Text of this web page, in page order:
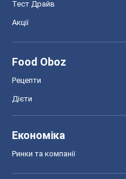
Тест Драйв
Акції
Food Oboz
Рецепти
Дієти
Економіка
Ринки та компанії